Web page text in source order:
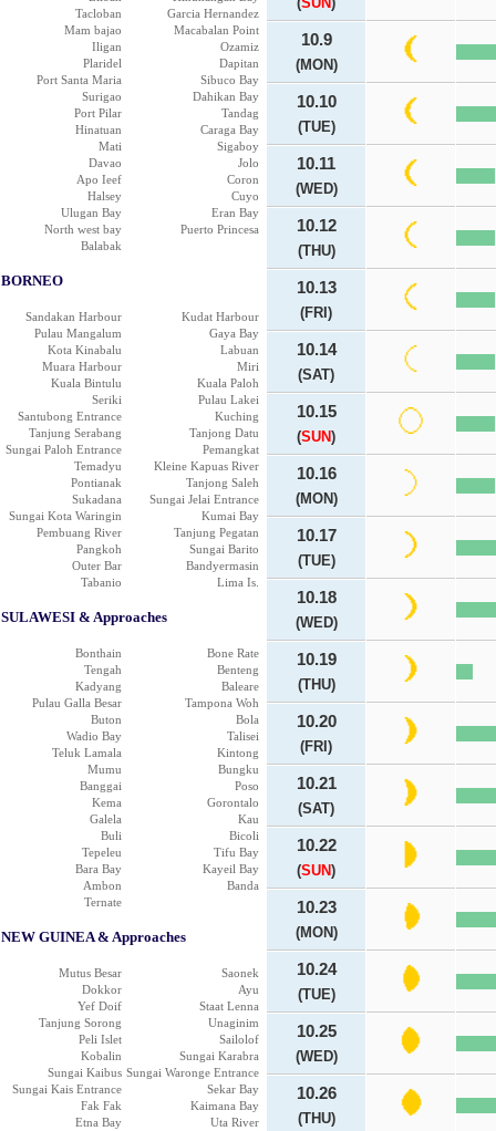
Tacloban
Garcia Hernandez
Mam bajao
Macabalan Point
Iligan
Ozamiz
Plaridel
Dapitan
Port Santa Maria
Sibuco Bay
Surigao
Dahikan Bay
Port Pilar
Tandag
Hinatuan
Caraga Bay
Mati
Sigaboy
Davao
Jolo
Apo Ieef
Coron
Halsey
Cuyo
Ulugan Bay
Eran Bay
North west bay
Puerto Princesa
Balabak
BORNEO
Sandakan Harbour
Kudat Harbour
Pulau Mangalum
Gaya Bay
Kota Kinabalu
Labuan
Muara Harbour
Miri
Kuala Bintulu
Kuala Paloh
Seriki
Pulau Lakei
Santubong Entrance
Kuching
Tanjung Serabang
Tanjong Datu
Sungai Paloh Entrance
Pemangkat
Temadyu
Kleine Kapuas River
Pontianak
Tanjong Saleh
Sukadana
Sungai Jelai Entrance
Sungai Kota Waringin
Kumai Bay
Pembuang River
Tanjung Pegatan
Pangkoh
Sungai Barito
Outer Bar
Bandyermasin
Tabanio
Lima Is.
SULAWESI & Approaches
Bonthain
Bone Rate
Tengah
Benteng
Kadyang
Baleare
Pulau Galla Besar
Tampona Woh
Buton
Bola
Wadio Bay
Talisei
Teluk Lamala
Kintong
Mumu
Bungku
Banggai
Poso
Kema
Gorontalo
Galela
Kau
Buli
Bicoli
Tepeleu
Tifu Bay
Bara Bay
Kayeil Bay
Ambon
Banda
Ternate
NEW GUINEA & Approaches
Mutus Besar
Saonek
Dokkor
Ayu
Yef Doif
Staat Lenna
Tanjung Sorong
Unaginim
Peli Islet
Sailolof
Kobalin
Sungai Karabra
Sungai Kaibus Sungai Waronge Entrance
Sungai Kais Entrance
Sekar Bay
Fak Fak
Kaimana Bay
Etna Bay
Uta River
10.9
(MON)
10.10
(TUE)
10.11
(WED)
10.12
(THU)
10.13
(FRI)
10.14
(SAT)
10.15
(SUN)
10.16
(MON)
10.17
(TUE)
10.18
(WED)
10.19
(THU)
10.20
(FRI)
10.21
(SAT)
10.22
(SUN)
10.23
(MON)
10.24
(TUE)
10.25
(WED)
10.26
(THU)